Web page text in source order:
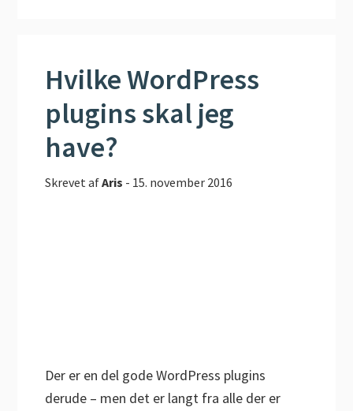
Hvilke WordPress
plugins skal jeg
have?
Skrevet afAris - 15. november 2016
Der er en del gode WordPress plugins
derude – men det er langt fra alle der er